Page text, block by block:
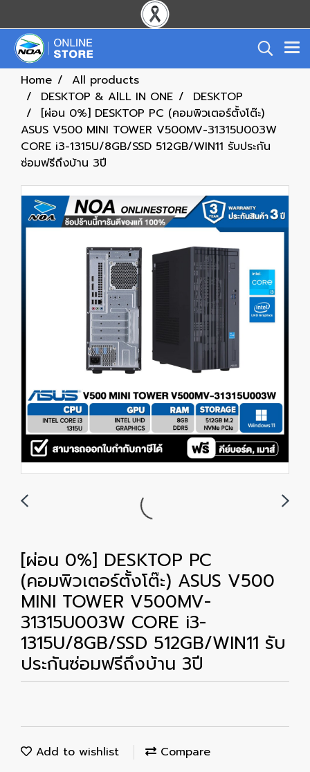
Home
All products
DESKTOP & AlLL IN ONE
DESKTOP
[ผ่อน 0%] DESKTOP PC (คอมพิวเตอร์ตั้งโต๊ะ)
ASUS V500 MINI TOWER V500MV-31315U003W
CORE i3-1315U/8GB/SSD 512GB/WIN11 รับประกัน
ซ่อมฟรีถึงบ้าน 3ปี
[ผ่อน 0%] DESKTOP PC
(คอมพิวเตอร์ตั้งโต๊ะ) ASUS V500
MINI TOWER V500MV-
31315U003W CORE i3-
1315U/8GB/SSD 512GB/WIN11 รับ
ประกันซ่อมฟรีถึงบ้าน 3ปี
Add to wishlist Compare